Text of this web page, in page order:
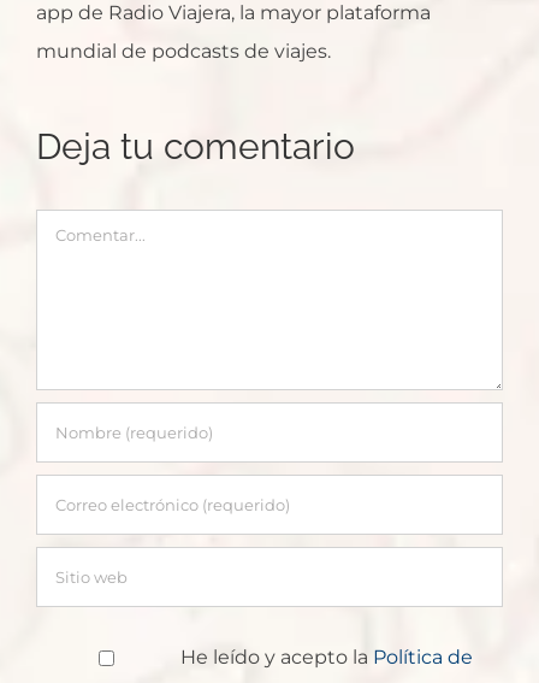
app de Radio Viajera, la mayor plataforma
mundial de podcasts de viajes.
Deja tu comentario
Comentar
He leído y acepto la Política de